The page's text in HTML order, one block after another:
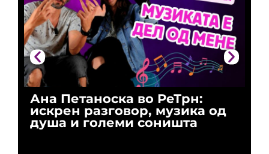
Ана Петаноска во РеТрн:
искрен разговор, музика од
душа и големи соништа